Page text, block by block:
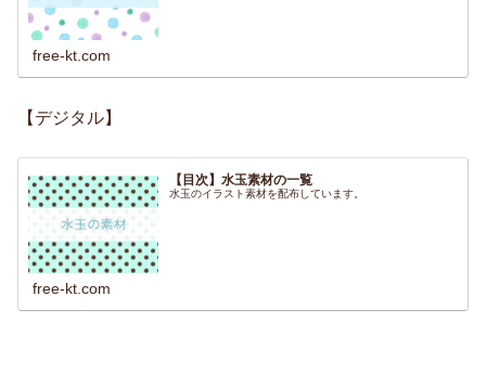
free-kt.com
【デジタル】
【目次】水玉素材の一覧
水玉のイラスト素材を配布しています。
free-kt.com